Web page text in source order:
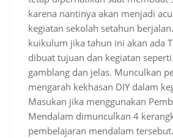
karena nantinya akan menjadi
kegiatan sekolah setahun
kuikulum jika tahun ini akan ada
dibuat tujuan dan kegiatan
gamblang dan jelas. Munculkan
mengarah kekhasan DIY dalam
Masukan jika menggunakan
Mendalam dimunculkan 4
pembelajaran mendalam